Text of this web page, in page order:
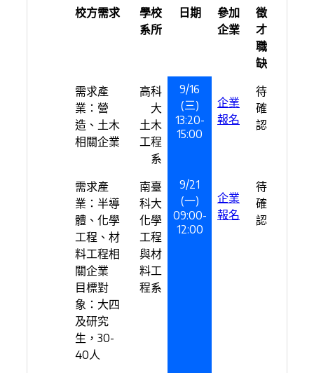
校方需求
學校
系所
日期
參加
企業
徵
才
職
缺
需求產
業：營
造、土木
相關企業
高科
大
土木
工程
系
9/16
(三)
13:20-
15:00
企業
報名
待
確
認
需求產
業：半導
體、化學
工程、材
料工程相
關企業
目標對
象：大四
及研究
生，30-
40人
南臺
科大
化學
工程
與材
料工
程系
9/21
(一)
09:00-
12:00
企業
報名
待
確
認